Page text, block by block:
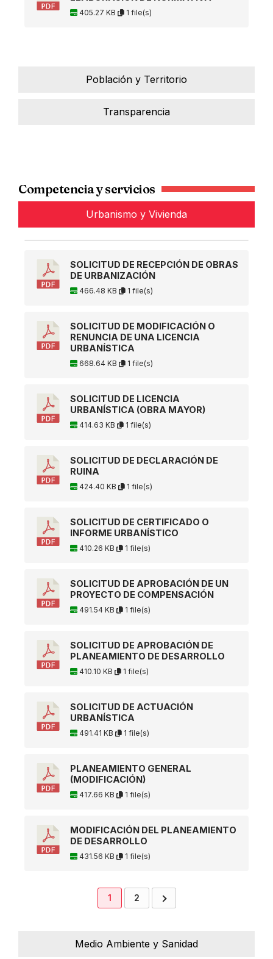
Población y Territorio
Transparencia
405.27 KB 1 file(s)
Competencia y servicios
Urbanismo y Vivienda
Medio Ambiente y Sanidad
SOLICITUD DE RECEPCIÓN DE OBRAS
DE URBANIZACIÓN
466.48 KB 1 file(s)
SOLICITUD DE MODIFICACIÓN O
RENUNCIA DE UNA LICENCIA
URBANÍSTICA
668.64 KB 1 file(s)
SOLICITUD DE LICENCIA
URBANÍSTICA (OBRA MAYOR)
414.63 KB 1 file(s)
SOLICITUD DE DECLARACIÓN DE
RUINA
424.40 KB 1 file(s)
SOLICITUD DE CERTIFICADO O
INFORME URBANÍSTICO
410.26 KB 1 file(s)
SOLICITUD DE APROBACIÓN DE UN
PROYECTO DE COMPENSACIÓN
491.54 KB 1 file(s)
SOLICITUD DE APROBACIÓN DE
PLANEAMIENTO DE DESARROLLO
410.10 KB 1 file(s)
SOLICITUD DE ACTUACIÓN
URBANÍSTICA
491.41 KB 1 file(s)
PLANEAMIENTO GENERAL
(MODIFICACIÓN)
417.66 KB 1 file(s)
MODIFICACIÓN DEL PLANEAMIENTO
DE DESARROLLO
431.56 KB 1 file(s)
1 2